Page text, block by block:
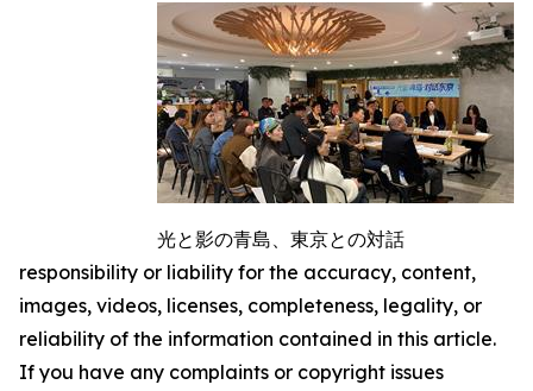
光と影の青島、東京との対話
responsibility or liability for the accuracy, content,
images, videos, licenses, completeness, legality, or
reliability of the information contained in this article.
If you have any complaints or copyright issues